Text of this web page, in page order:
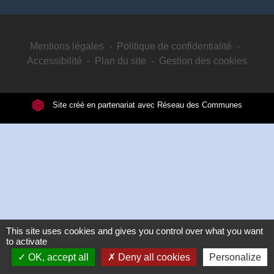
Mentions légales - Politique de confidentialité -
Accessibilité - Plan du site - Gestion des cookies
Site créé en partenariat avec Réseau des Communes
This site uses cookies and gives you control over what you want
to activate
OK, accept all
Deny all cookies Personalize